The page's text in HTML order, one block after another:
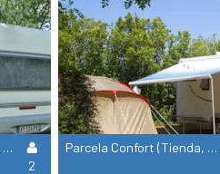
Parcela Confort (Tienda, Caravana, Autocaravana / 1 Coche / Electricidad 6A)
2
Parcela Confort (Tienda, Caravana, Autocaravana / 1 Coche / Electricidad 16A)